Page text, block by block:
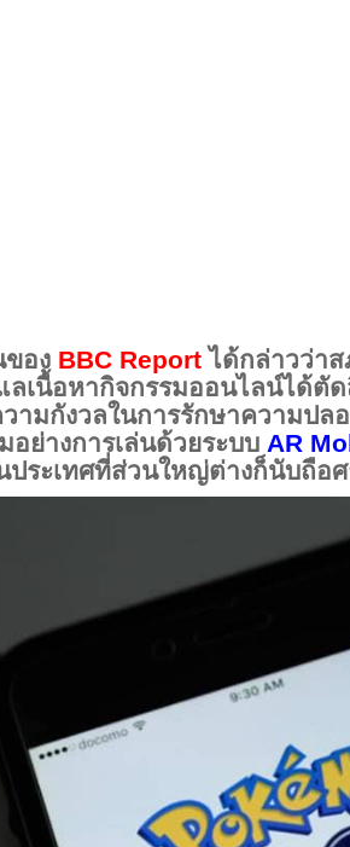
ของ BBC Report ได้กล่าวว่า
ลเนื้อหากิจกรรมออนไลน์ได้ตั
วามกังวลในการรักษาความป
อย่างการเล่นด้วยระบบ AR
ประเทศที่ส่วนใหญ่ต่างก็นับถือ